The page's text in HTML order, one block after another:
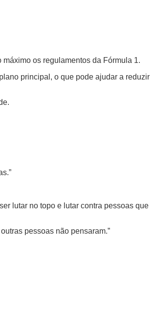
os regulamentos da Fórmula 1.
principal, o que pode ajudar a reduzir
lutar no topo e lutar contra pessoas que
pessoas não pensaram.”